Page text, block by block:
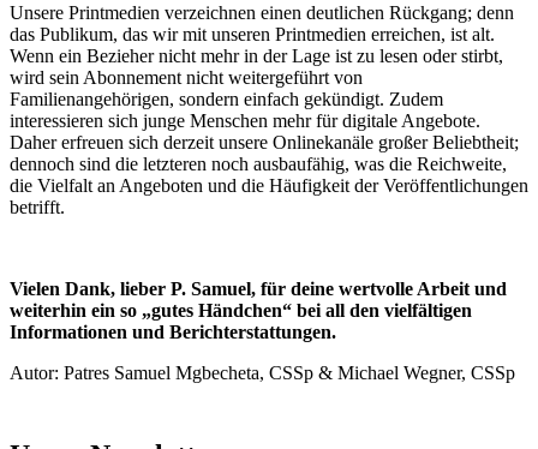
Unsere Printmedien verzeichnen einen deutlichen Rückgang; denn
das Publikum, das wir mit unseren Printmedien erreichen, ist alt.
Wenn ein Bezieher nicht mehr in der Lage ist zu lesen oder stirbt,
wird sein Abonnement nicht weitergeführt von
Familienangehörigen, sondern einfach gekündigt. Zudem
interessieren sich junge Menschen mehr für digitale Angebote.
Daher erfreuen sich derzeit unsere Onlinekanäle großer Beliebtheit;
dennoch sind die letzteren noch ausbaufähig, was die Reichweite,
die Vielfalt an Angeboten und die Häufigkeit der Veröffentlichungen
betrifft.
Vielen Dank, lieber P. Samuel, für deine wertvolle Arbeit und
weiterhin ein so „gutes Händchen“ bei all den vielfältigen
Informationen und Berichterstattungen.
Autor: Patres Samuel Mgbecheta, CSSp & Michael Wegner, CSSp